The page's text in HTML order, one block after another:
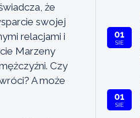
że
swojej
relacjami i
Marzeny
Czy
A może
01
SIE
01
SIE